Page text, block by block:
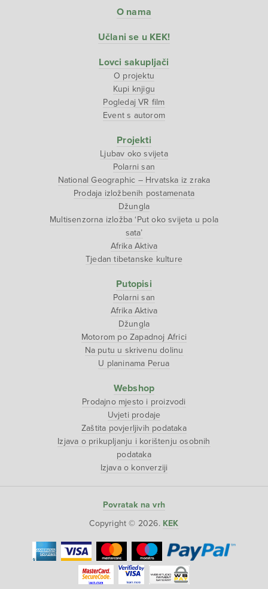
O nama
Učlani se u KEK!
Lovci sakupljači
O projektu
Kupi knjigu
Pogledaj VR film
Event s autorom
Projekti
Ljubav oko svijeta
Polarni san
National Geographic – Hrvatska iz zraka
Prodaja izložbenih postamenata
Džungla
Multisenzorna izložba ‘Put oko svijeta u pola
sata’
Afrika Aktiva
Tjedan tibetanske kulture
Putopisi
Polarni san
Afrika Aktiva
Džungla
Motorom po Zapadnoj Africi
Na putu u skrivenu dolinu
U planinama Perua
Webshop
Prodajno mjesto i proizvodi
Uvjeti prodaje
Zaštita povjerljivih podataka
Izjava o prikupljanju i korištenju osobnih
podataka
Izjava o konverziji
Povratak na vrh
Copyright © 2026. KEK